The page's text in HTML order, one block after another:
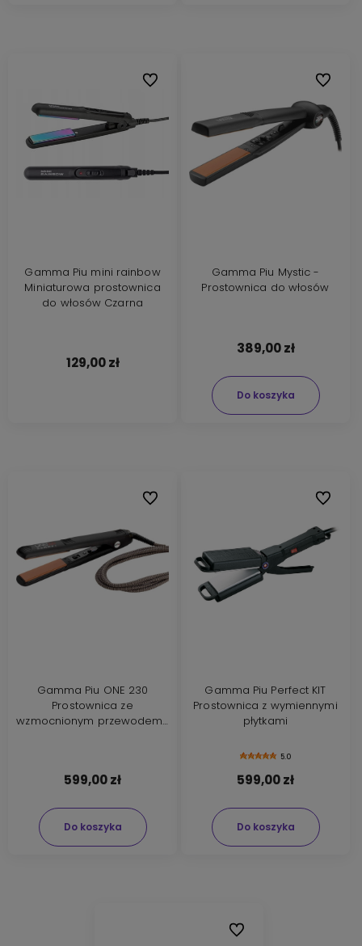
Gamma Piu mini rainbow
Miniaturowa prostownica
do włosów Czarna
129,00 zł
Do ulubionych
Gamma Piu Mystic -
Prostownica do włosów
389,00 zł
Do koszyka
Do
Gamma Piu ONE 230
Prostownica ze
wzmocnionym przewodem i
599,00 zł
Do koszyka
Do ulubionych
Gamma Piu Perfect KIT
Prostownica z wymiennymi
płytkami
5.0
599,00 zł
Do koszyka
Do
Do ulubionych